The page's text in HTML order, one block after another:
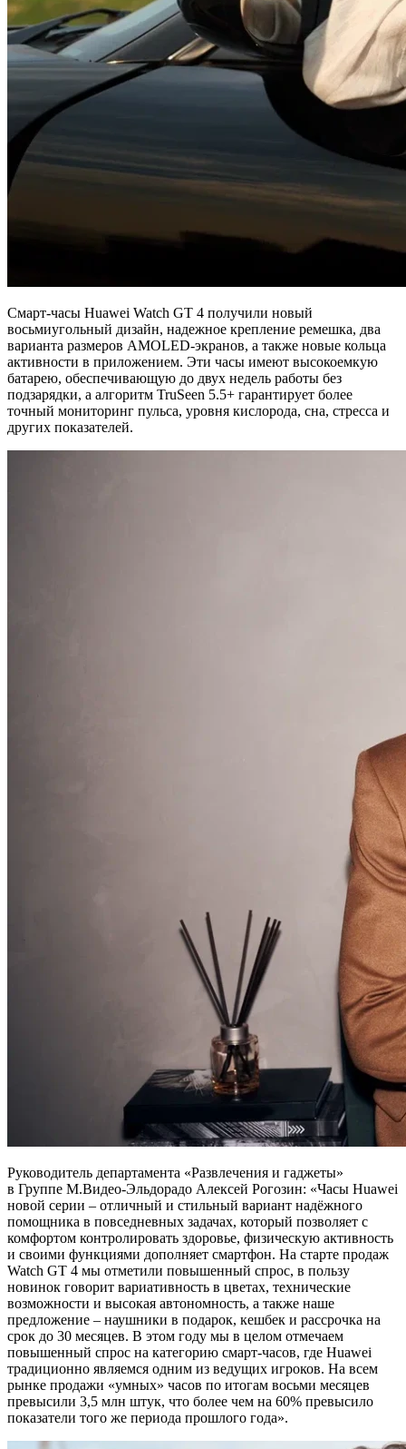
Смарт-часы Huawei Watch GT 4 получили новый
восьмиугольный дизайн, надежное крепление ремешка, два
варианта размеров AMOLED-экранов, а также новые кольца
активности в приложением. Эти часы имеют высокоемкую
батарею, обеспечивающую до двух недель работы без
подзарядки, а алгоритм TruSeen 5.5+ гарантирует более
точный мониторинг пульса, уровня кислорода, сна, стресса и
других показателей.
Руководитель департамента «Развлечения и гаджеты»
в Группе М.Видео-Эльдорадо Алексей Рогозин: «Часы Huawei
новой серии – отличный и стильный вариант надёжного
помощника в повседневных задачах, который позволяет с
комфортом контролировать здоровье, физическую активность
и своими функциями дополняет смартфон. На старте продаж
Watch GT 4 мы отметили повышенный спрос, в пользу
новинок говорит вариативность в цветах, технические
возможности и высокая автономность, а также наше
предложение – наушники в подарок, кешбек и рассрочка на
срок до 30 месяцев. В этом году мы в целом отмечаем
повышенный спрос на категорию смарт-часов, где Huawei
традиционно являемся одним из ведущих игроков. На всем
рынке продажи «умных» часов по итогам восьми месяцев
превысили 3,5 млн штук, что более чем на 60% превысило
показатели того же периода прошлого года».